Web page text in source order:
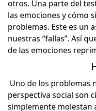
otros. Una parte del
las emociones y cómo
problemas. Este es un
nuestras “fallas”. Así
de las emociones
Uno de los problemas
perspectiva social son
simplemente molestan